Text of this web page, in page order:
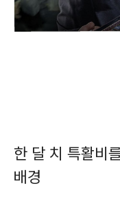
한 달 치 특활비
배경